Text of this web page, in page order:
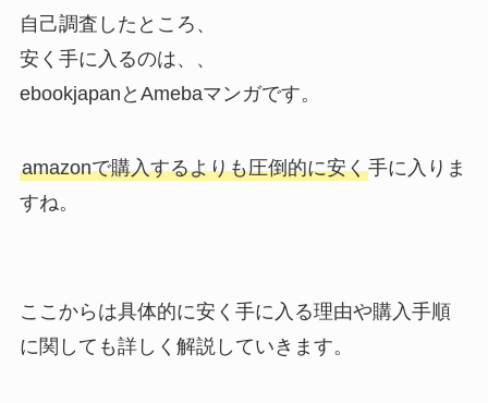
自己調査したところ、
安く手に入るのは、、
ebookjapanとAmebaマンガです。
amazonで購入するよりも圧倒的に安く手に入りま
すね。
ここからは具体的に安く手に入る理由や購入手順
に関しても詳しく解説していきます。